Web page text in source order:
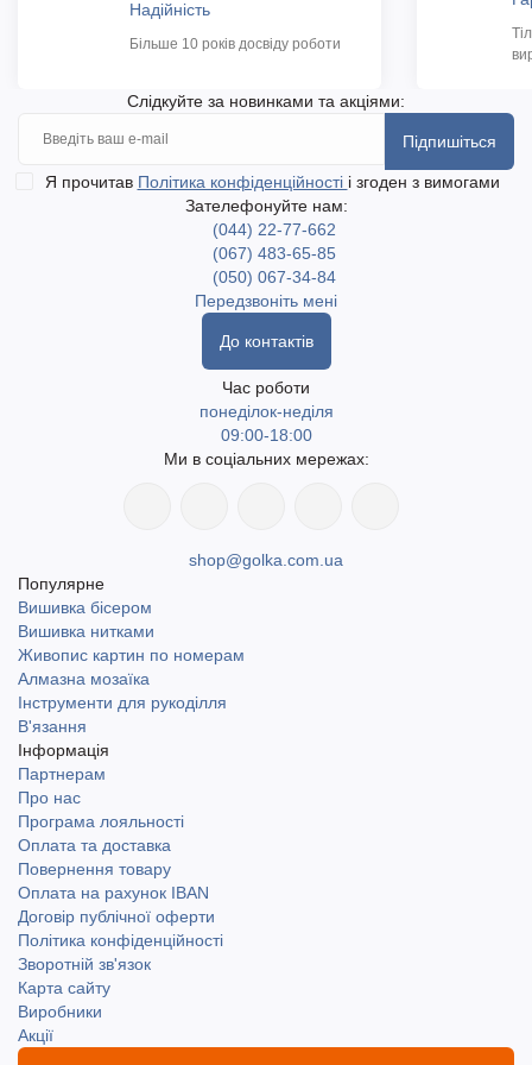
Надійність
Більше 10 років досвіду роботи
Слідкуйте за новинками та акціями:
Підпишіться
Я прочитав Політика конфіденційності і згоден з вимогами
Зателефонуйте нам:
(044) 22-77-662
(067) 483-65-85
(050) 067-34-84
Передзвоніть мені
До контактів
Час роботи
понеділок-неділя
09:00-18:00
Ми в соціальних мережах:
shop@golka.com.ua
Популярне
Вишивка бісером
Вишивка нитками
Живопис картин по номерам
Алмазна мозаїка
Інструменти для рукоділля
В'язання
Інформація
Партнерам
Про нас
Програма лояльності
Оплата та доставка
Повернення товару
Оплата на рахунок IBAN
Договір публічної оферти
Політика конфіденційності
Зворотній зв'язок
Карта сайту
Виробники
Акції